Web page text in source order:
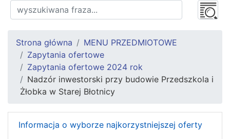
Strona główna
MENU PRZEDMIOTOWE
Zapytania ofertowe
Zapytania ofertowe 2024 rok
Nadzór inwestorski przy budowie Przedszkola i
Żłobka w Starej Błotnicy
Informacja o wyborze najkorzystniejszej oferty